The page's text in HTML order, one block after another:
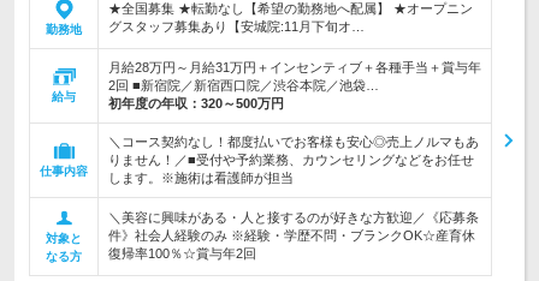
勤務地
★全国募集 ★転勤なし【希望の勤務地へ配属】 ★オープニン
グスタッフ募集あり【安城院:11月下旬オ…
給与
月給28万円～月給31万円＋インセンティブ＋各種手当＋賞与年
2回 ■新宿院／新宿西口院／渋谷本院／池袋…
初年度の年収： 320～500万円
仕事内容
＼コース契約なし！都度払いでお客様も安心◎売上ノルマもあ
りません！／■受付や予約業務、カウンセリングなどをお任せ
します。※施術は看護師が担当
対象と
なる方
＼美容に興味がある・人と接するのが好きな方歓迎／《応募条
件》社会人経験のみ ※経験・学歴不問・ブランクOK☆産育休
復帰率100％☆賞与年2回